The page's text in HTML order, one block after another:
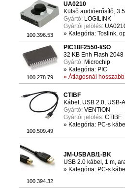
100.396.53
UA0210
Külső audióerősítő,
Gyártó: LOGILINK
Gyártói jelölés:
» Kategória: Toslink,
100.278.79
PIC18F2550-I/SO
32 KB Enh Flash
Gyártó: Microchip
» Kategória: PIC
» Átlagosnál
100.509.49
CTIBF
Kábel, USB 2.0, USB-
Gyártó: VENTION
Gyártói jelölés: CTIBF
» Kategória: PC-s
100.394.32
JM-USBAB/1-BK
USB 2.0 kábel, 1 m,
» Kategória: PC-s